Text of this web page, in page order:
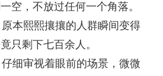
空，不放过任何一个角落。
本熙熙攘攘的人群瞬间变得
只剩下七百余人。
细审视着眼前的场景，微微